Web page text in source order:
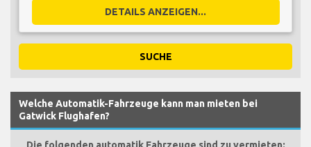
DETAILS ANZEIGEN...
SUCHE
Welche Automatik-Fahrzeuge kann man mieten bei
Gatwick Flughafen?
Die folgenden automatik Fahrzeuge sind zu vermieten: